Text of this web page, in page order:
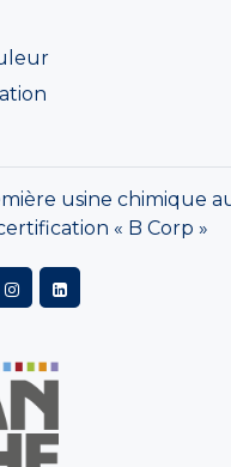
usine chimique
« B Corp »